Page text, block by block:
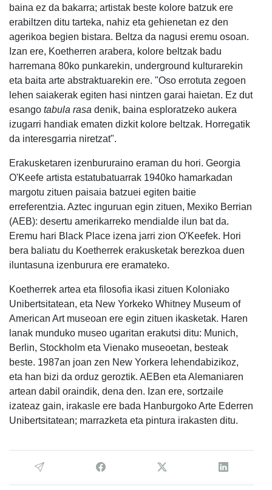
baina ez da bakarra; artistak beste kolore batzuk ere
erabiltzen ditu tarteka, nahiz eta gehienetan ez den
agerikoa begien bistara. Beltza da nagusi eremu osoan.
Izan ere, Koetherren arabera, kolore beltzak badu
harremana 80ko punkarekin, underground kulturarekin
eta baita arte abstraktuarekin ere. "Oso errotuta zegoen
lehen saiakerak egiten hasi nintzen garai haietan. Ez dut
esango tabula rasa denik, baina esploratzeko aukera
izugarri handiak ematen dizkit kolore beltzak. Horregatik
da interesgarria niretzat".
Erakusketaren izenbururaino eraman du hori. Georgia
O'Keefe artista estatubatuarrak 1940ko hamarkadan
margotu zituen paisaia batzuei egiten baitie
erreferentzia. Aztec inguruan egin zituen, Mexiko Berrian
(AEB): desertu amerikarreko mendialde ilun bat da.
Eremu hari Black Place izena jarri zion O'Keefek. Hori
bera baliatu du Koetherrek erakusketak berezkoa duen
iluntasuna izenburura ere eramateko.
Koetherrek artea eta filosofia ikasi zituen Koloniako
Unibertsitatean, eta New Yorkeko Whitney Museum of
American Art museoan ere egin zituen ikasketak. Haren
lanak munduko museo ugaritan erakutsi ditu: Munich,
Berlin, Stockholm eta Vienako museoetan, besteak
beste. 1987an joan zen New Yorkera lehendabizikoz,
eta han bizi da orduz geroztik. AEBen eta Alemaniaren
artean dabil oraindik, dena den. Izan ere, sortzaile
izateaz gain, irakasle ere bada Hanburgoko Arte Ederren
Unibertsitatean; marrazketa eta pintura irakasten ditu.